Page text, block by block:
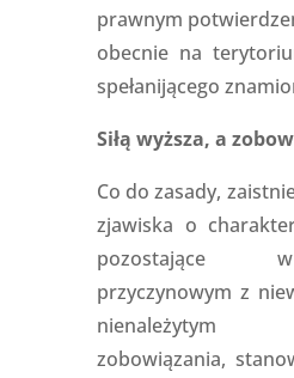
prawnym
obecnie na
spełanijącego
Siłą wyższa, a
Co do zasady,
zjawiska o
pozostające
przyczynowym z
nienależytym
zobowiązania,